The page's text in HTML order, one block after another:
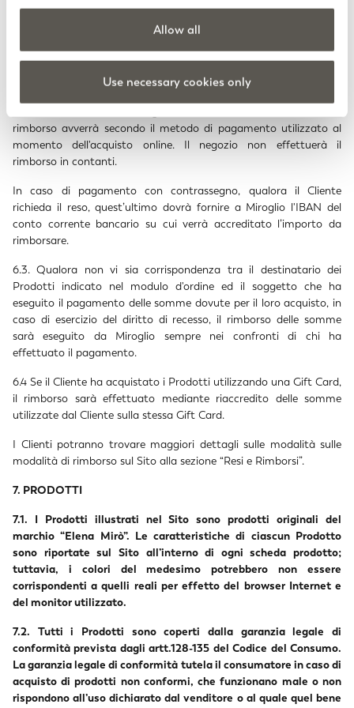
Allow all
Use necessary cookies only
diritto di trattenere il rimborso fino al ricevimento dei Prodotti
oppure fino a quando il Cliente non abbia dimostrato di aver
spedito i Prodotti, a seconda di quale situazione si verifichi per
rimborso avverrà secondo il metodo di pagamento utilizzato al
momento dell'acquisto online. Il negozio non effettuerà il
rimborso in contanti.
In caso di pagamento con contrassegno, qualora il Cliente
richieda il reso, quest’ultimo dovrà fornire a Miroglio l'IBAN del
conto corrente bancario su cui verrà accreditato l’importo da
rimborsare.
6.3. Qualora non vi sia corrispondenza tra il destinatario dei
Prodotti indicato nel modulo d'ordine ed il soggetto che ha
eseguito il pagamento delle somme dovute per il loro acquisto, in
caso di esercizio del diritto di recesso, il rimborso delle somme
sarà eseguito da Miroglio sempre nei confronti di chi ha
effettuato il pagamento.
6.4 Se il Cliente ha acquistato i Prodotti utilizzando una Gift Card,
il rimborso sarà effettuato mediante riaccredito delle somme
utilizzate dal Cliente sulla stessa Gift Card.
I Clienti potranno trovare maggiori dettagli sulle modalità sulle
modalità di rimborso sul Sito alla sezione “Resi e Rimborsi”.
7. PRODOTTI
7.1. I Prodotti illustrati nel Sito sono prodotti originali del
marchio “Elena Mirò”. Le caratteristiche di ciascun Prodotto
sono riportate sul Sito all’interno di ogni scheda prodotto;
tuttavia, i colori del medesimo potrebbero non essere
corrispondenti a quelli reali per effetto del browser Internet e
del monitor utilizzato.
7.2. Tutti i Prodotti sono coperti dalla garanzia legale di
conformità prevista dagli artt.128-135 del Codice del Consumo.
La garanzia legale di conformità tutela il consumatore in caso di
acquisto di prodotti non conformi, che funzionano male o non
rispondono all’uso dichiarato dal venditore o al quale quel bene